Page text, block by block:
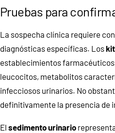
Pruebas para
La sospecha clínica requiere
diagnósticas específicas. Los
establecimientos
leucocitos, metabolitos
infecciosos urinarios. No
definitivamente la presencia de
El sedimento urinario